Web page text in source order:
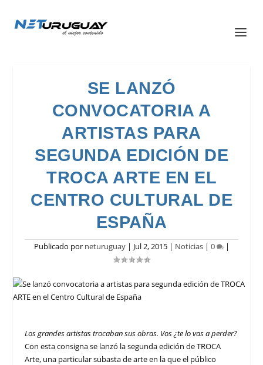
SE LANZÓ
CONVOCATORIA A
ARTISTAS PARA
SEGUNDA EDICIÓN DE
TROCA ARTE EN EL
CENTRO CULTURAL DE
ESPAÑA
Publicado por neturuguay| Jul 2, 2015| Noticias| 0 |
Los grandes artistas trocaban sus obras. Vos ¿te lo vas a perder?
Con esta consigna se lanzó la segunda edición de TROCA
Arte, una particular subasta de arte en la que el público